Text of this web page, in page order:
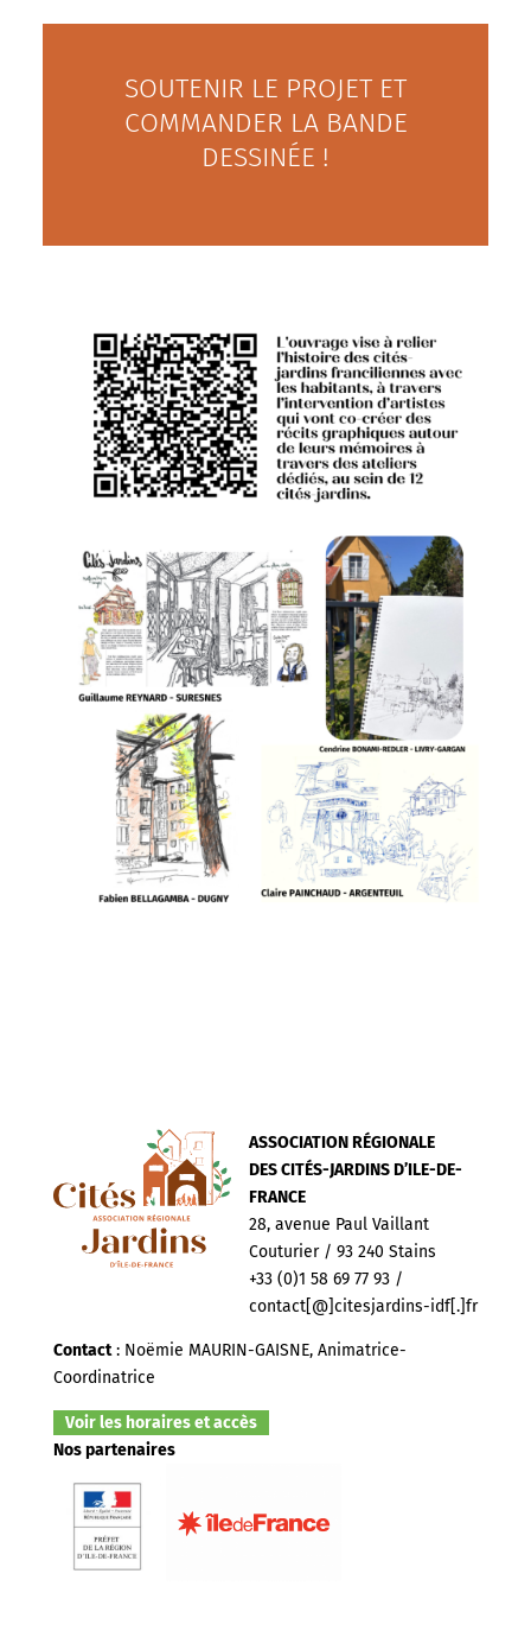
SOUTENIR LE PROJET ET
COMMANDER LA BANDE
DESSINÉE !
ASSOCIATION RÉGIONALE
DES CITÉS-JARDINS D’ILE-DE-
FRANCE
28, avenue Paul Vaillant
Couturier / 93 240 Stains
+33 (0)1 58 69 77 93 /
contact[@]citesjardins-idf[.]fr
Contact: Noëmie MAURIN-GAISNE, Animatrice-
Coordinatrice
Voir les horaires et accès
Nos partenaires